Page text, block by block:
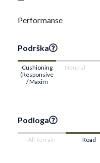
Performanse
Podrška
Cushioning
(Responsive
/ Maxim
Neutral
Podloga
All-terrain Road